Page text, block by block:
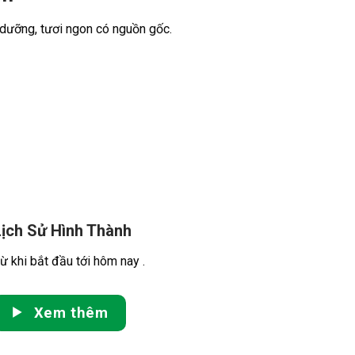
tươi ngon có nguồn gốc.
Sử Hình Thành
khi bắt đầu tới hôm nay .
Xem thêm